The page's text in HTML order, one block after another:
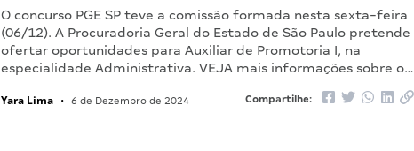
O concurso PGE SP teve a comissão formada nesta sexta-feira
(06/12). A Procuradoria Geral do Estado de São Paulo pretende
ofertar oportunidades para Auxiliar de Promotoria I, na
especialidade Administrativa. VEJA mais informações sobre o…
Yara Lima • 6 de Dezembro de 2024 Compartilhe: